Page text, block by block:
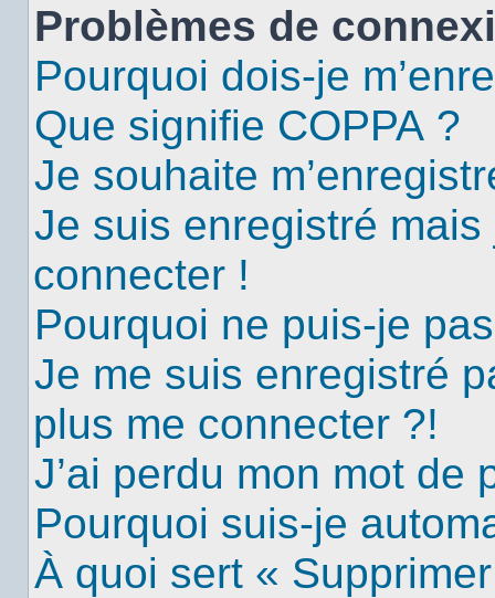
Problèmes de
Pourquoi dois-je
Que signifie COPPA ?
Je souhaite
Je suis enregistré
connecter !
Pourquoi ne puis-je
Je me suis enregistré
plus me connecter ?!
J’ai perdu mon mot de
Pourquoi suis-je
À quoi sert «